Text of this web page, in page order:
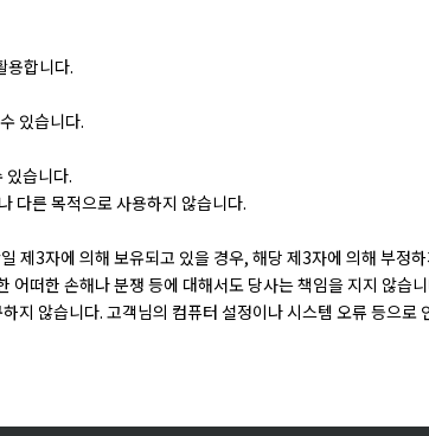
용합니다.
있습니다.
있습니다.
다른 목적으로 사용하지 않습니다.
제3자에 의해 보유되고 있을 경우, 해당 제3자에 의해 부정
어떠한 손해나 분쟁 등에 대해서도 당사는 책임을 지지 않습
지 않습니다. 고객님의 컴퓨터 설정이나 시스템 오류 등으로